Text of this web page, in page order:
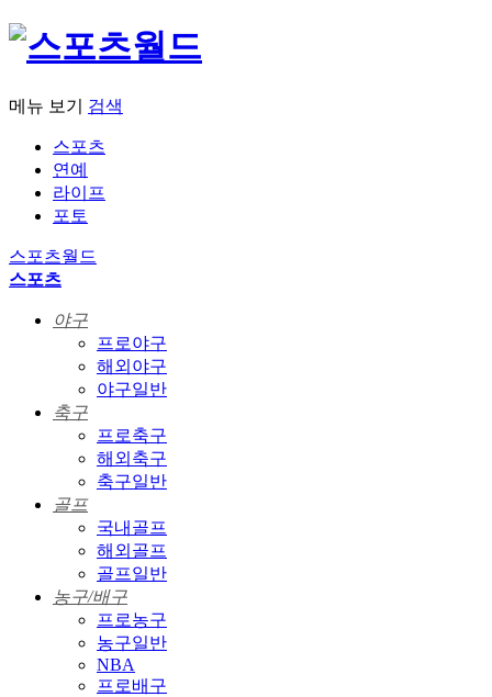
메뉴 보기 검색
스포츠
연예
라이프
포토
스포츠월드
스포츠
야구
프로야구
해외야구
야구일반
축구
프로축구
해외축구
축구일반
골프
국내골프
해외골프
골프일반
농구/배구
프로농구
농구일반
NBA
프로배구